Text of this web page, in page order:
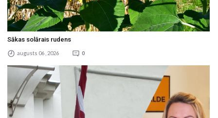
Sākas solārais rudens
augusts 06 , 2026 0